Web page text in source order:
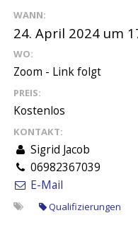
WANN:
24. April 2024 um
WO:
Zoom - Link folgt
PREIS:
Kostenlos
KONTAKT:
Sigrid Jacob
06982367039
E-Mail
Qualifizierungen